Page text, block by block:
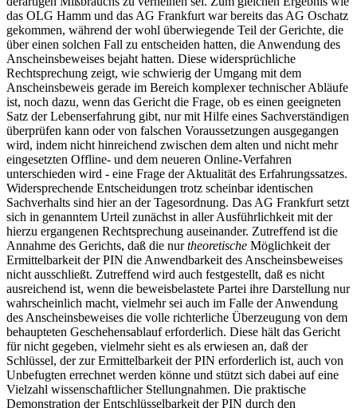
das OLG Hamm und das AG Frankfurt war bereits das AG Oschatz
gekommen, während der wohl überwiegende Teil der Gerichte, die
über einen solchen Fall zu entscheiden hatten, die Anwendung des
Anscheinsbeweises bejaht hatten. Diese widersprüchliche
Rechtsprechung zeigt, wie schwierig der Umgang mit dem
Anscheinsbeweis gerade im Bereich komplexer technischer Abläufe
ist, noch dazu, wenn das Gericht die Frage, ob es einen geeigneten
Satz der Lebenserfahrung gibt, nur mit Hilfe eines Sachverständigen
überprüfen kann oder von falschen Voraussetzungen ausgegangen
wird, indem nicht hinreichend zwischen dem alten und nicht mehr
eingesetzten Offline- und dem neueren Online-Verfahren
unterschieden wird - eine Frage der Aktualität des Erfahrungssatzes.
Widersprechende Entscheidungen trotz scheinbar identischen
Sachverhalts sind hier an der Tagesordnung. Das AG Frankfurt setzt
sich in genanntem Urteil zunächst in aller Ausführlichkeit mit der
hierzu ergangenen Rechtsprechung auseinander. Zutreffend ist die
Annahme des Gerichts, daß die nurtheoretische Möglichkeit der
Ermittelbarkeit der PIN die Anwendbarkeit des Anscheinsbeweises
nicht ausschließt. Zutreffend wird auch festgestellt, daß es nicht
ausreichend ist, wenn die beweisbelastete Partei ihre Darstellung nur
wahrscheinlich macht, vielmehr sei auch im Falle der Anwendung
des Anscheinsbeweises die volle richterliche Überzeugung von dem
behaupteten Geschehensablauf erforderlich. Diese hält das Gericht
für nicht gegeben, vielmehr sieht es als erwiesen an, daß der
Schlüssel, der zur Ermittelbarkeit der PIN erforderlich ist, auch von
Unbefugten errechnet werden könne und stützt sich dabei auf eine
Vielzahl wissenschaftlicher Stellungnahmen. Die praktische
Demonstration der Entschlüsselbarkeit der PIN durch den